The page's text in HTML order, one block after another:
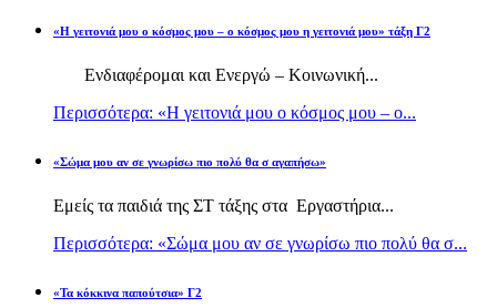
«Η γειτονιά μου ο κόσμος μου – ο κόσμος μου η γειτονιά μου» τάξη Γ2
Ενδιαφέρομαι και Ενεργώ – Κοινωνική...
Περισσότερα: «Η γειτονιά μου ο κόσμος μου – ο...
«Σώμα μου αν σε γνωρίσω πιο πολύ θα σ αγαπήσω»
Εμείς τα παιδιά της ΣΤ τάξης στα Εργαστήρια...
Περισσότερα: «Σώμα μου αν σε γνωρίσω πιο πολύ θα σ...
«Τα κόκκινα παπούτσια» Γ2